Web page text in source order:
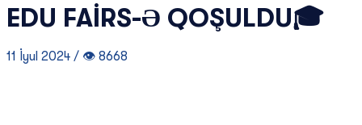
EDU FAIRS-Ə QOŞULDU🎓
11 İyul 2024 / 👁 8668